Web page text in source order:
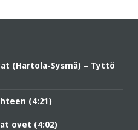
(Hartola-Sysmä) – Tyttö
(4:21)
ovet (4:02)